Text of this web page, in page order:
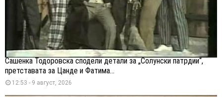
Сашенка Тодоровска сподели детали за „Солунски патрдии“,
претставата за Цанде и Фатима...
12:53 - 9 август, 2026